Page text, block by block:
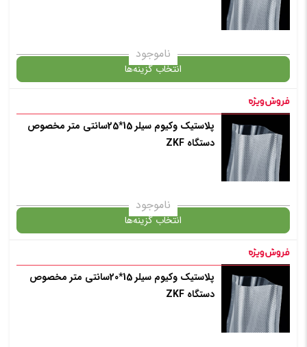
انتخاب رنگ : بی رنگ
✧ چت با پشتیبان واتس آپ
ناموجود
انتخاب گزینه‌ها
گارانتی
انتخاب رنگ : بی رنگ
✧ چت با پشتیبان واتس آپ
پلاستیک وکیوم سیلر 15*25سانتی متر مخصوص
دستگاه ZKF
ناموجود
انتخاب گزینه‌ها
گارانتی
انتخاب رنگ : بی رنگ
پلاستیک وکیوم سیلر 15*20سانتی متر مخصوص
دستگاه ZKF